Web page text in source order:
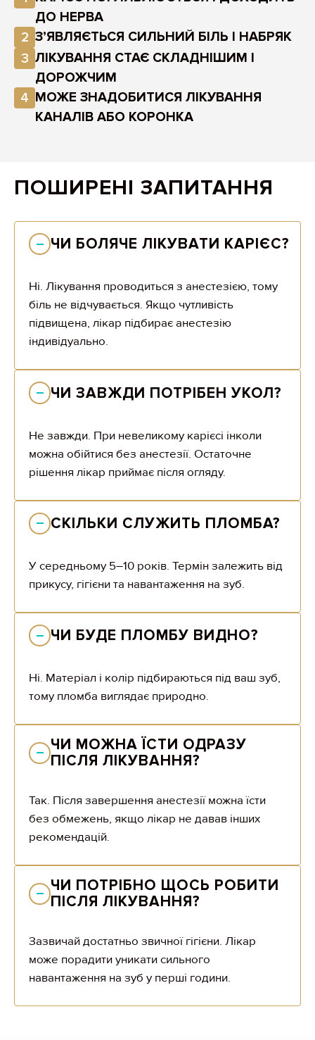
ДО НЕРВА
2 З’ЯВЛЯЄТЬСЯ СИЛЬНИЙ БІЛЬ І НАБРЯК
3 ЛІКУВАННЯ СТАЄ СКЛАДНІШИМ І
ДОРОЖЧИМ
4 МОЖЕ ЗНАДОБИТИСЯ ЛІКУВАННЯ
КАНАЛІВ АБО КОРОНКА
ПОШИРЕНІ ЗАПИТАННЯ
ЧИ БОЛЯЧЕ ЛІКУВАТИ КАРІЄС?
Ні. Лікування проводиться з анестезією, тому
біль не відчувається. Якщо чутливість
підвищена, лікар підбирає анестезію
індивідуально.
ЧИ ЗАВЖДИ ПОТРІБЕН УКОЛ?
Не завжди. При невеликому карієсі інколи
можна обійтися без анестезії. Остаточне
рішення лікар приймає після огляду.
СКІЛЬКИ СЛУЖИТЬ ПЛОМБА?
У середньому 5–10 років. Термін залежить від
прикусу, гігієни та навантаження на зуб.
ЧИ БУДЕ ПЛОМБУ ВИДНО?
Ні. Матеріал і колір підбираються під ваш зуб,
тому пломба виглядає природно.
ЧИ МОЖНА ЇСТИ ОДРАЗУ
ПІСЛЯ ЛІКУВАННЯ?
Так. Після завершення анестезії можна їсти
без обмежень, якщо лікар не давав інших
рекомендацій.
ЧИ ПОТРІБНО ЩОСЬ РОБИТИ
ПІСЛЯ ЛІКУВАННЯ?
Зазвичай достатньо звичної гігієни. Лікар
може порадити уникати сильного
навантаження на зуб у перші години.